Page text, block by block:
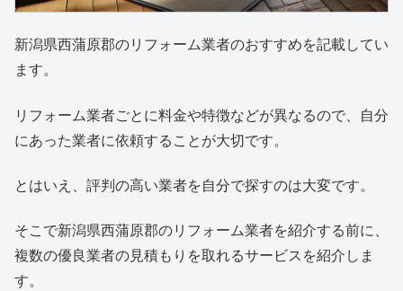
新潟県西蒲原郡のリフォーム業者のおすすめを記載してい
ます。
リフォーム業者ごとに料金や特徴などが異なるので、自分
にあった業者に依頼することが大切です。
とはいえ、評判の高い業者を自分で探すのは大変です。
そこで新潟県西蒲原郡のリフォーム業者を紹介する前に、
複数の優良業者の見積もりを取れるサービスを紹介しま
す。